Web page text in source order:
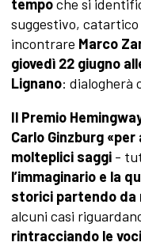
tempoche si
suggestivo,
incontrare Marco
giovedì 22 giugno
Lignano: dialogherà
Il Premio
Carlo Ginzburg
molteplici saggi -
l’immaginario e la
storici partendo da
alcuni casi
rintracciando le